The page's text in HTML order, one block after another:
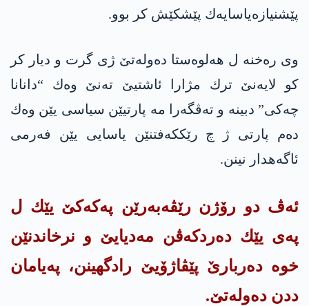
پێشنیازه‌یاسایه‌ك پێشكێش كر بوو.
وی ره‌خنه‌ ل هه‌لوه‌ستا ده‌وله‌تێ ژی گرت و دیار كر
كو لایه‌نێ ترك مژارا ئاشتیێ ته‌نێ وه‌ك “دانانا
چه‌كی” دبینه‌ و ته‌ڤگه‌را مه‌ پارتیێن سیاسی یێن وه‌ك
ده‌م پارتى ژ چ رێككه‌فتنێن یاسایی یێن فەرمی
ئاگه‌هدار نینن.
ئه‌ڤ دو رۆژن رێڤه‌به‌رێن په‌كه‌كێ یێك ل
په‌ی یێك ده‌ردكه‌ڤن مه‌دیایێ و نرخاندنێن
خوه‌ ده‌ربارێ پێڤاژۆیێ رادگهینن، په‌یامان
ددن ده‌وله‌تێ.